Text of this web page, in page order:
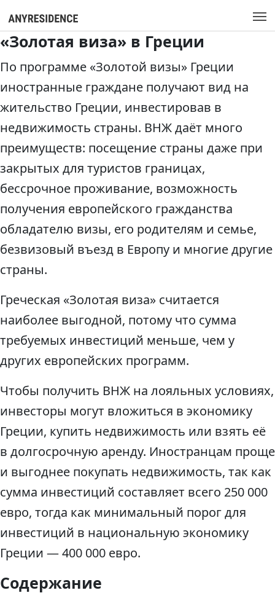
«Золотая виза» в Греции
По программе «Золотой визы» Греции
иностранные граждане получают вид на
жительство Греции, инвестировав в
недвижимость страны. ВНЖ даёт много
преимуществ: посещение страны даже при
закрытых для туристов границах,
бессрочное проживание, возможность
получения европейского гражданства
обладателю визы, его родителям и семье,
безвизовый въезд в Европу и многие другие
страны.
Греческая «Золотая виза» считается
наиболее выгодной, потому что сумма
требуемых инвестиций меньше, чем у
других европейских программ.
Чтобы получить ВНЖ на лояльных условиях,
инвесторы могут вложиться в экономику
Греции, купить недвижимость или взять её
в долгосрочную аренду. Иностранцам проще
и выгоднее покупать недвижимость, так как
сумма инвестиций составляет всего 250 000
евро, тогда как минимальный порог для
инвестиций в национальную экономику
Греции — 400 000 евро.
Содержание